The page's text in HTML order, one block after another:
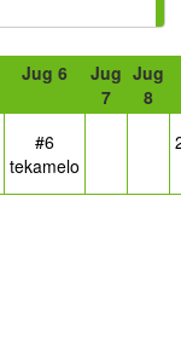
Jug 6
Jug
7
Jug
8
#6
tekamelo